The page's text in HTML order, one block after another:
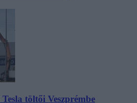
töltői Veszprémbe